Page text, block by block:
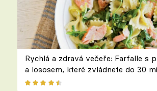
Rychlá a zdravá večeře: Farfalle s
a lososem, které zvládnete do 30